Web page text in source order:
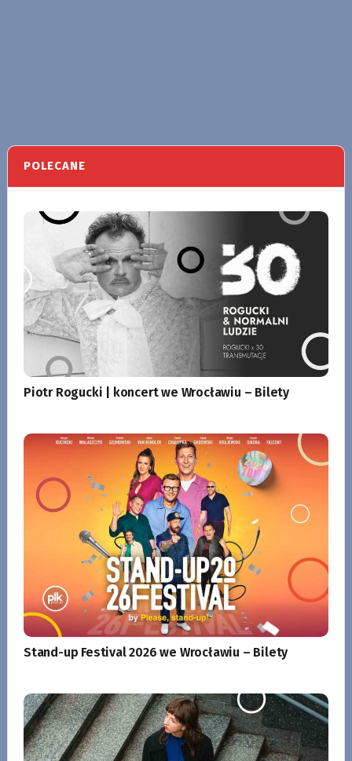
POLECANE
Piotr Rogucki | koncert we Wrocławiu – Bilety
Stand-up Festival 2026 we Wrocławiu – Bilety